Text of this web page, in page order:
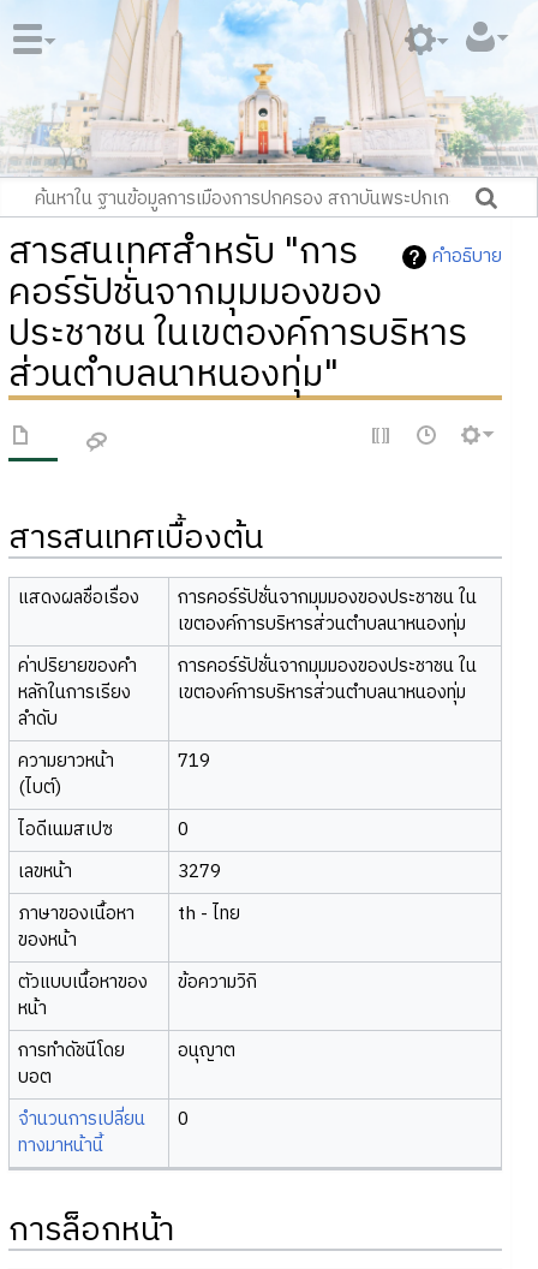
คำอธิบาย
สารสนเทศสำหรับ "การ
คอร์รัปชั่นจากมุมมองของ
ประชาชน ในเขตองค์การบริหาร
ส่วนตำบลนาหนองทุ่ม"
สารสนเทศเบื้องต้น
แสดงผลชื่อเรื่อง
การคอร์รัปชั่นจากมุมมองของประชาชน ใน
เขตองค์การบริหารส่วนตำบลนาหนองทุ่ม
ค่าปริยายของคำ
หลักในการเรียง
ลำดับ
การคอร์รัปชั่นจากมุมมองของประชาชน ใน
เขตองค์การบริหารส่วนตำบลนาหนองทุ่ม
ความยาวหน้า
(ไบต์)
719
ไอดีเนมสเปซ
0
เลขหน้า
3279
ภาษาของเนื้อหา
ของหน้า
th - ไทย
ตัวแบบเนื้อหาของ
หน้า
ข้อความวิกิ
การทำดัชนีโดย
บอต
อนุญาต
จำนวนการเปลี่ยน
ทางมาหน้านี้
0
การล็อกหน้า